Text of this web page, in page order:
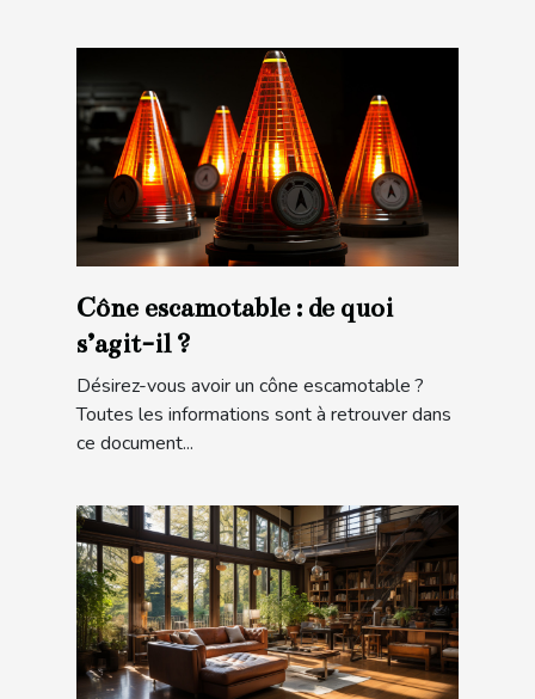
Cône escamotable : de quoi
s’agit-il ?
Désirez-vous avoir un cône escamotable ?
Toutes les informations sont à retrouver dans
ce document...